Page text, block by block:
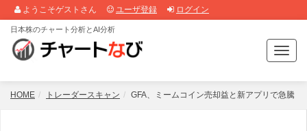
ようこそゲストさん ユーザ登録 ログイン
T
o
g
g
日本株のチャート分析とAI分析
HOME トレーダースキャン GFA、ミームコイン売却益と新アプリで急騰